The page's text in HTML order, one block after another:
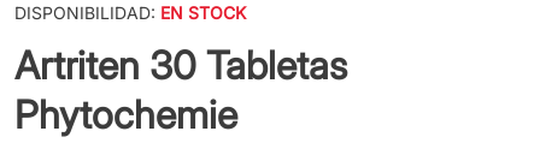
DISPONIBILIDAD: EN STOCK
Artriten 30 Tabletas
Phytochemie